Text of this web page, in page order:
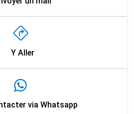
Y Aller
via Whatsapp